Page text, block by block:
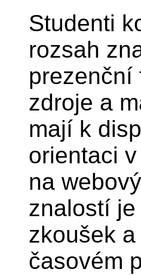
Studenti
rozsah
prezenční
zdroje a
mají k
orientaci
na
znalostí
zkoušek
časovém